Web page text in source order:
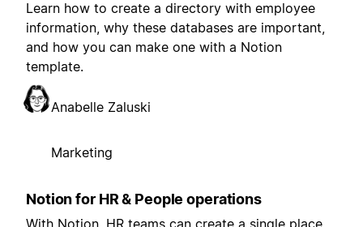
Learn how to create a directory with employee
information, why these databases are important,
and how you can make one with a Notion
template.
Anabelle Zaluski
Marketing
Notion for HR & People operations